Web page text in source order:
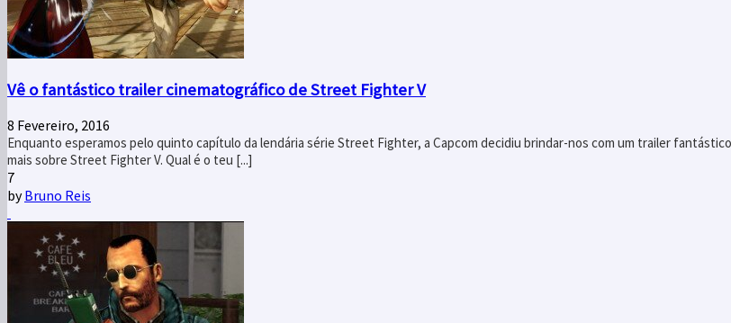
Vê o fantástico trailer cinematográfico de Street Fighter V
8 Fevereiro, 2016
Enquanto esperamos pelo quinto capítulo da lendária série Street Fighter, a Capcom decidiu brindar-nos com um trailer
mais sobre Street Fighter V. Qual é o teu [...]
7
byBruno Reis